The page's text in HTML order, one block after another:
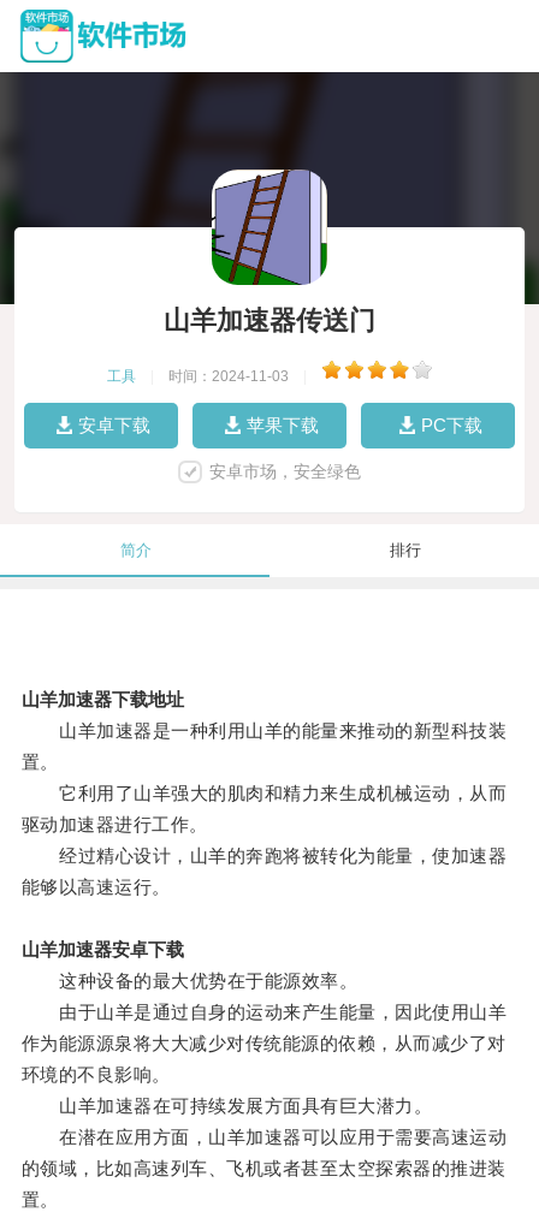
山羊加速器传送门
工具 时间：2024-11-03
安卓下载 苹果下载 PC下载
安卓市场，安全绿色
简介 排行
山羊加速器下载地址
山羊加速器是一种利用山羊的能量来推动的新型科技装
置。
它利用了山羊强大的肌肉和精力来生成机械运动，从而
驱动加速器进行工作。
经过精心设计，山羊的奔跑将被转化为能量，使加速器
能够以高速运行。
山羊加速器安卓下载
这种设备的最大优势在于能源效率。
由于山羊是通过自身的运动来产生能量，因此使用山羊
作为能源源泉将大大减少对传统能源的依赖，从而减少了对
环境的不良影响。
山羊加速器在可持续发展方面具有巨大潜力。
在潜在应用方面，山羊加速器可以应用于需要高速运动
的领域，比如高速列车、飞机或者甚至太空探索器的推进装
置。